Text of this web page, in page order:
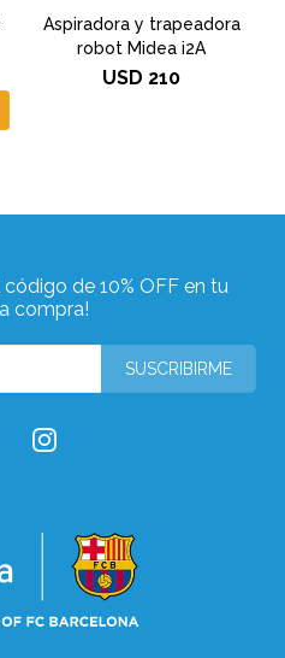
Aspiradora y trapeadora
robot Midea i2A
USD 210
de 10% OFF en tu
compra!
SUSCRIBIRME
